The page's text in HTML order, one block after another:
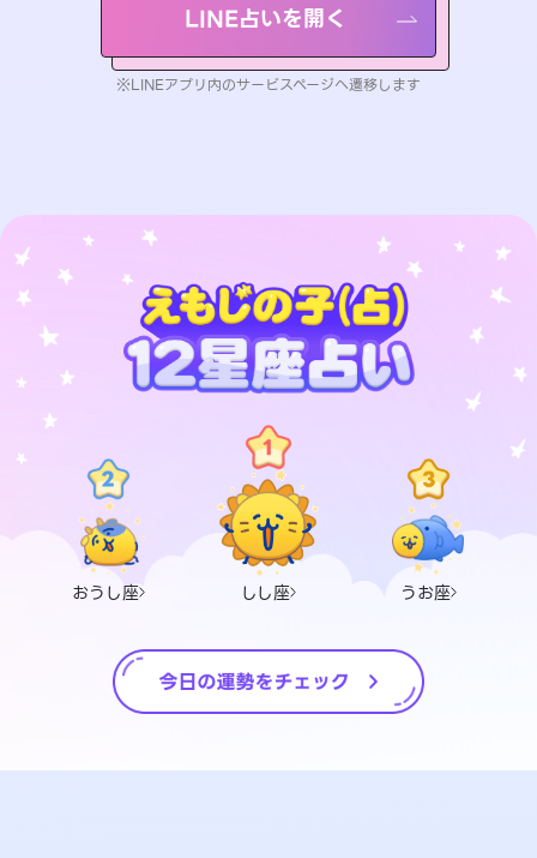
LINE占いを開く
※LINEアプリ内のサービスページへ遷移します
おうし座 しし座 うお座